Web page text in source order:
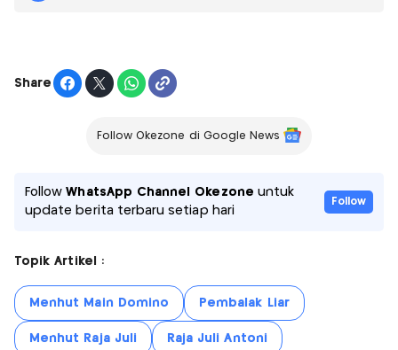
Share
Follow Okezone di Google News
FollowWhatsApp Channel Okezone untuk
update berita terbaru setiap hari
Follow
Topik Artikel :
Menhut Main Domino Pembalak Liar
Menhut Raja Juli Raja Juli Antoni